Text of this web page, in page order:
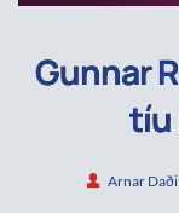
Gunnar
tíu
Arnar